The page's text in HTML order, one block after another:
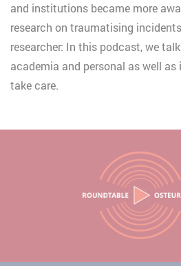
and institutions became more
research on traumatising
researcher: In this podcast, we
academia and personal as well
take care.